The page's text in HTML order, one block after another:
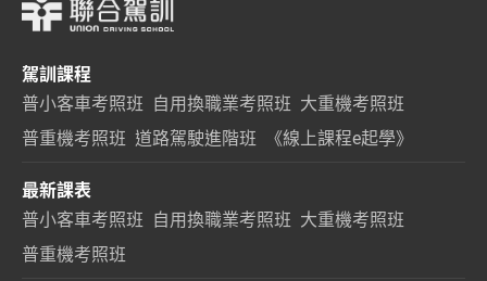
駕訓課程
普小客車考照班 自用換職業考照班 大重機考照班
普重機考照班 道路駕駛進階班 《線上課程e起學》
最新課表
普小客車考照班 自用換職業考照班 大重機考照班
普重機考照班